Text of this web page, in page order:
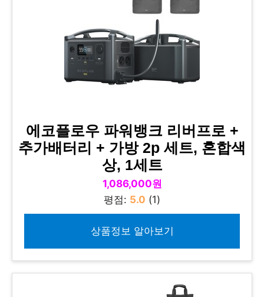
에코플로우 파워뱅크 리버프로 +
추가배터리 + 가방 2p 세트, 혼합색
상, 1세트
1,086,000원
평점: 5.0 (1)
상품정보 알아보기